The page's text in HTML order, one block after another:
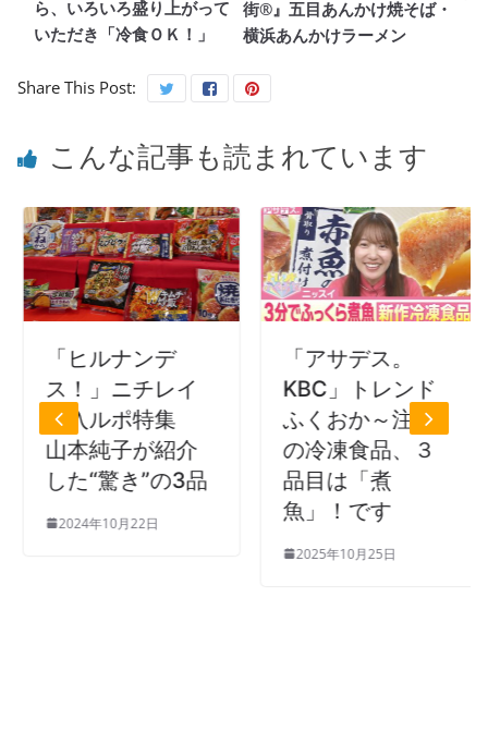
ら、いろいろ盛り上がって
いただき「冷食ＯＫ！」
街®』五目あんかけ焼そば・
横浜あんかけラーメン
Share This Post:
こんな記事も読まれています
「ヒルナンデ
ス！」ニチレイ
潜入ルポ特集
山本純子が紹介
した“驚き”の3品
2024年10月22日
「アサデス。
KBC」トレンド
ふくおか～注目
の冷凍食品、３
品目は「煮
魚」！です
2025年10月25日